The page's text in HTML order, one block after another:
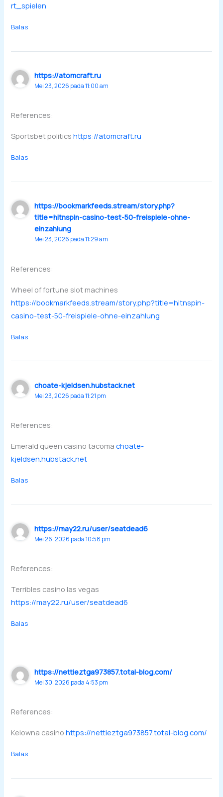
rt_spielen
Balas
https://atomcraft.ru
Mei 23, 2026 pada 11:00 am
References:
Sportsbet politicshttps://atomcraft.ru
Balas
https://bookmarkfeeds.stream/story.php?
title=hitnspin-casino-test-50-freispiele-ohne-
einzahlung
Mei 23, 2026 pada 11:29 am
References:
Wheel of fortune slot machines
https://bookmarkfeeds.stream/story.php?title=hitnspin-
casino-test-50-freispiele-ohne-einzahlung
Balas
choate-kjeldsen.hubstack.net
Mei 23, 2026 pada 11:21 pm
References:
Emerald queen casino tacomachoate-
kjeldsen.hubstack.net
Balas
https://may22.ru/user/seatdead6
Mei 26, 2026 pada 10:58 pm
References:
Terribles casino las vegas
https://may22.ru/user/seatdead6
Balas
https://nettieztga973857.total-blog.com/
Mei 30, 2026 pada 4:53 pm
References:
Kelowna casinohttps://nettieztga973857.total-blog.com/
Balas